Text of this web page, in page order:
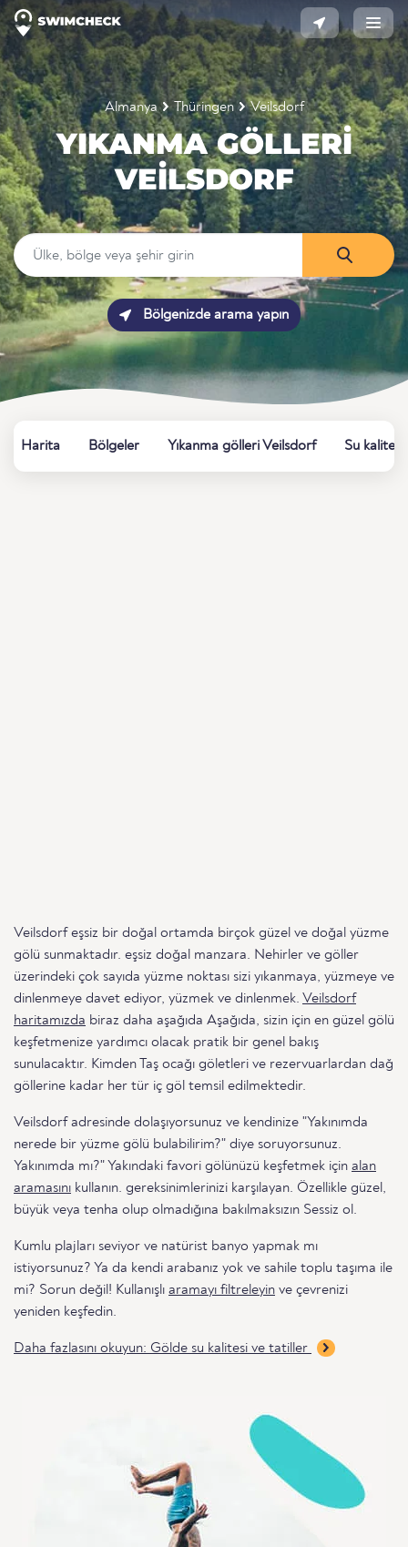
Almanya Thüringen Veilsdorf
YIKANMA GÖLLERI
VEILSDORF
Bölgenizde arama yapın
Harita Bölgeler Yıkanma gölleri Veilsdorf Su kalitesi
Veilsdorf eşsiz bir doğal ortamda birçok güzel ve doğal yüzme
gölü sunmaktadır. eşsiz doğal manzara. Nehirler ve göller
üzerindeki çok sayıda yüzme noktası sizi yıkanmaya, yüzmeye ve
dinlenmeye davet ediyor, yüzmek ve dinlenmek. Veilsdorf
haritamızda biraz daha aşağıda Aşağıda, sizin için en güzel gölü
keşfetmenize yardımcı olacak pratik bir genel bakış
sunulacaktır. Kimden Taş ocağı göletleri ve rezervuarlardan dağ
göllerine kadar her tür iç göl temsil edilmektedir.
Veilsdorf adresinde dolaşıyorsunuz ve kendinize "Yakınımda
nerede bir yüzme gölü bulabilirim?" diye soruyorsunuz.
Yakınımda mı?" Yakındaki favori gölünüzü keşfetmek için alan
aramasını kullanın. gereksinimlerinizi karşılayan. Özellikle güzel,
büyük veya tenha olup olmadığına bakılmaksızın Sessiz ol.
Kumlu plajları seviyor ve natürist banyo yapmak mı
istiyorsunuz? Ya da kendi arabanız yok ve sahile toplu taşıma ile
mi? Sorun değil! Kullanışlı aramayı filtreleyin ve çevrenizi
yeniden keşfedin.
Daha fazlasını okuyun: Gölde su kalitesi ve tatiller